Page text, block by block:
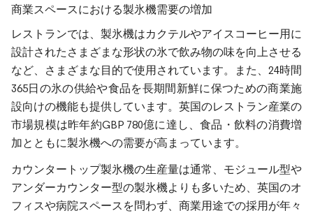
商業スペースにおける製氷機需要の増加
レストランでは、製氷機はカクテルやアイスコーヒー用に
設計されたさまざまな形状の氷で飲み物の味を向上させる
など、さまざまな目的で使用されています。また、24時間
365日の氷の供給や食品を長期間新鮮に保つための商業施
設向けの機能も提供しています。英国のレストラン産業の
市場規模は昨年約GBP 780億に達し、食品・飲料の消費増
加とともに製氷機への需要が高まっています。
カウンタートップ製氷機の生産量は通常、モジュール型や
アンダーカウンター型の製氷機よりも多いため、英国のオ
フィスや病院スペースを問わず、商業用途での採用が年々